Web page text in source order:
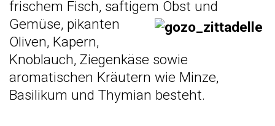
frischem Fisch, saftigem Obst und
Gemüse, pikanten
Oliven, Kapern,
Knoblauch, Ziegenkäse sowie
aromatischen Kräutern wie Minze,
Basilikum und Thymian besteht.